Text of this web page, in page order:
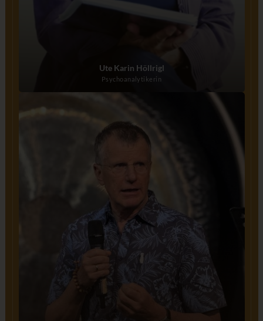
Ute Karin Höllrigl
Psychoanalytikerin